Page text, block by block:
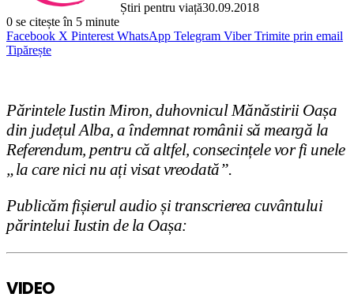
Știri pentru viață30.09.2018
0 se citește în 5 minute
Facebook X Pinterest WhatsApp Telegram Viber Trimite prin email
Tipărește
Părintele Iustin Miron, duhovnicul Mănăstirii Oașa
din județul Alba, a îndemnat românii să meargă la
Referendum, pentru că altfel, consecințele vor fi unele
„la care nici nu ați visat vreodată”.
Publicăm fișierul audio și transcrierea cuvântului
părintelui Iustin de la Oașa:
VIDEO